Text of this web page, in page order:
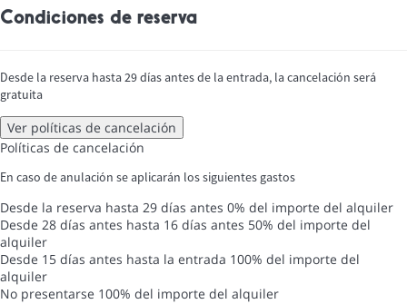
Condiciones de reserva
Desde la reserva hasta 29 días antes de la entrada, la cancelación será
gratuita
Ver políticas de cancelación
Políticas de cancelación
En caso de anulación se aplicarán los siguientes gastos
Desde la reserva hasta 29 días antes 0% del importe del alquiler
Desde 28 días antes hasta 16 días antes 50% del importe del
alquiler
Desde 15 días antes hasta la entrada 100% del importe del
alquiler
No presentarse 100% del importe del alquiler